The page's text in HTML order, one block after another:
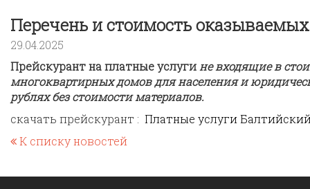
Перечень и стоимость
29.04.2025
Прейскурант на платные услуги не входящие в
многоквартирных домов для населения и
рублях без стоимости материалов.
скачать прейскурант : Платные услуги
К списку новостей